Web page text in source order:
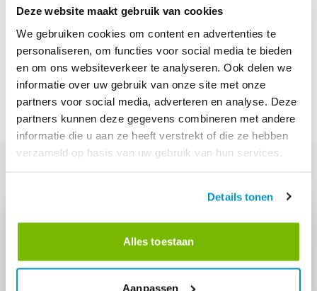
Deze website maakt gebruik van cookies
We gebruiken cookies om content en advertenties te
personaliseren, om functies voor social media te bieden
en om ons websiteverkeer te analyseren. Ook delen we
informatie over uw gebruik van onze site met onze
partners voor social media, adverteren en analyse. Deze
partners kunnen deze gegevens combineren met andere
informatie die u aan ze heeft verstrekt of die ze hebben
verzameld op basis van uw gebruik van hun services.
Details tonen
Alles toestaan
Aanpassen
Intéressé par: "Costruttore di moduli"?